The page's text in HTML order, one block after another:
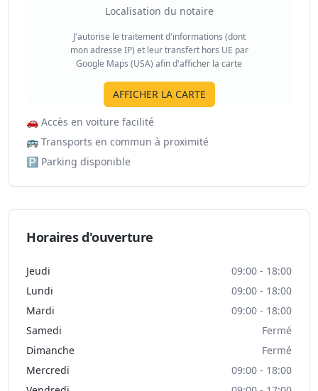
Localisation du notaire
J'autorise le traitement d'informations (dont
mon adresse IP) et leur transfert hors UE par
Google Maps (USA) afin d'afficher la carte
AFFICHER LA CARTE
🚗 Accès en voiture facilité
🚌 Transports en commun à proximité
🅿️ Parking disponible
Horaires d'ouverture
Jeudi
09:00 - 18:00
Lundi
09:00 - 18:00
Mardi
09:00 - 18:00
Samedi
Fermé
Dimanche
Fermé
Mercredi
09:00 - 18:00